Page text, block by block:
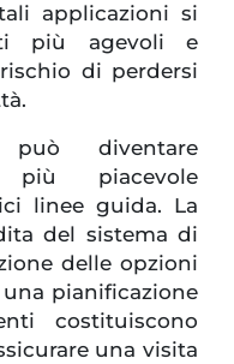
applicazioni si
più agevoli e
di perdersi
diventare
più piacevole
linee guida. La
del sistema di
delle opzioni
pianificazione
costituiscono
una visita